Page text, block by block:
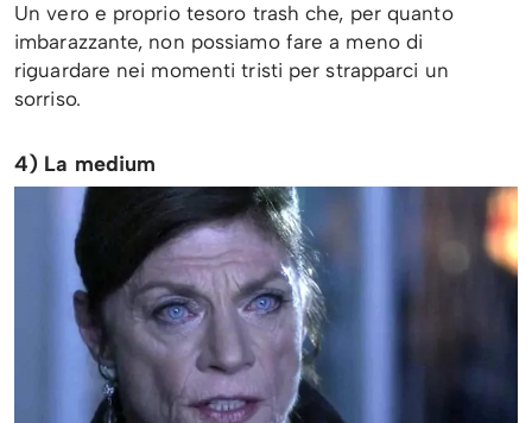
Un vero e proprio tesoro trash che, per quanto
imbarazzante, non possiamo fare a meno di
riguardare nei momenti tristi per strapparci un
sorriso.
4) La medium